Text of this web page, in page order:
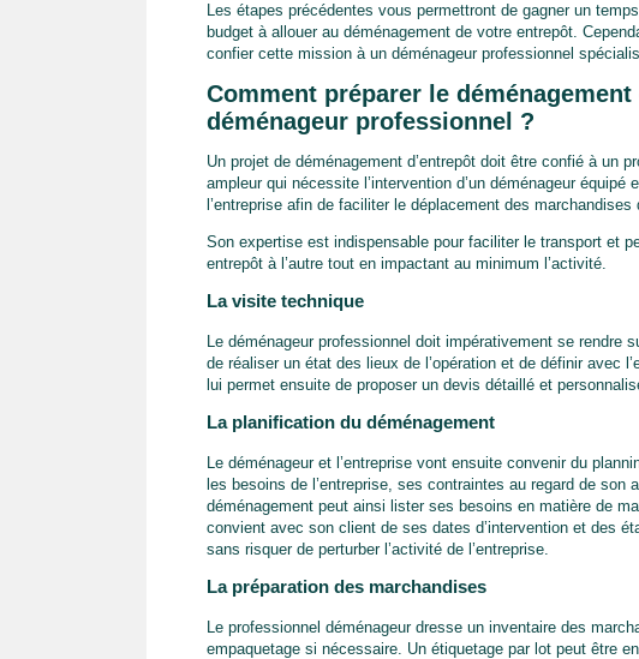
Les étapes précédentes vous permettront de gagner un
budget à allouer au déménagement de votre entrepôt.
confier cette mission à un déménageur professionnel
Comment préparer le
déménageur professionnel ?
Un projet de déménagement d’entrepôt doit être confié à un
ampleur qui nécessite l’intervention d’un déménageur
l’entreprise afin de faciliter le déplacement des
Son expertise est indispensable pour faciliter le transport et
entrepôt à l’autre tout en impactant au minimum l’activité.
La visite technique
Le déménageur professionnel doit impérativement se rendre
de réaliser un état des lieux de l’opération et de définir avec
lui permet ensuite de proposer un devis détaillé et
La planification du déménagement
Le déménageur et l’entreprise vont ensuite convenir du
les besoins de l’entreprise, ses contraintes au regard de
déménagement peut ainsi lister ses besoins en matière de
convient avec son client de ses dates d’intervention et des
sans risquer de perturber l’activité de l’entreprise.
‍La préparation des marchandises
Le professionnel déménageur dresse un inventaire des
empaquetage si nécessaire. Un étiquetage par lot peut être